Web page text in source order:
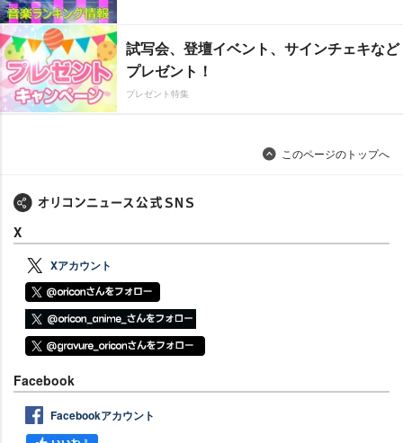
試写会、登壇イベント、サインチェキなど
プレゼント！
プレゼント特集
このページのトップへ
X
Xアカウント
Facebook
Facebookアカウント